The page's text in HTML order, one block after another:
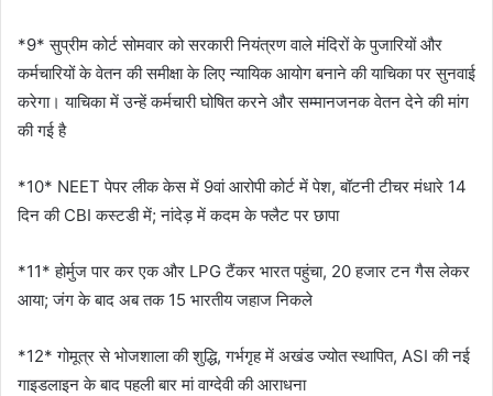
*9* सुप्रीम कोर्ट सोमवार को सरकारी नियंत्रण वाले मंदिरों के पुजारियों और
कर्मचारियों के वेतन की समीक्षा के लिए न्यायिक आयोग बनाने की याचिका पर सुनवाई
करेगा। याचिका में उन्हें कर्मचारी घोषित करने और सम्मानजनक वेतन देने की मांग
की गई है
*10* NEET पेपर लीक केस में 9वां आरोपी कोर्ट में पेश, बॉटनी टीचर मंधारे 14
दिन की CBI कस्टडी में; नांदेड़ में कदम के फ्लैट पर छापा
*11* होर्मुज पार कर एक और LPG टैंकर भारत पहुंचा, 20 हजार टन गैस लेकर
आया; जंग के बाद अब तक 15 भारतीय जहाज निकले
*12* गोमूत्र से भोजशाला की शुद्धि, गर्भगृह में अखंड ज्योत स्थापित, ASI की नई
गाइडलाइन के बाद पहली बार मां वाग्देवी की आराधना